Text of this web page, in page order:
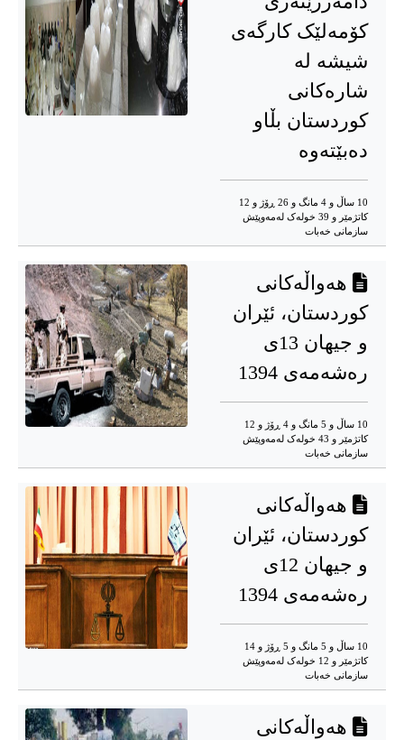
کۆمەلێک کارگەی
شیشە لە
شارەکانی
کوردستان بڵاو
دەبێتەوە
10 ساڵ و 4 مانگ و 26 ڕۆژ و 12
کاتژمێر و 39 خوله‌ک له‌مه‌وپێش‌
سازمانی خەبات
هەواڵەکانی
کوردستان، ئێران
و جیهان 13ی
رەشەمەی 1394
10 ساڵ و 5 مانگ و 4 ڕۆژ و 12
کاتژمێر و 43 خوله‌ک له‌مه‌وپێش‌
سازمانی خەبات
هەواڵەکانی
کوردستان، ئێران
و جیهان 12ی
رەشەمەی 1394
10 ساڵ و 5 مانگ و 5 ڕۆژ و 14
کاتژمێر و 12 خوله‌ک له‌مه‌وپێش‌
سازمانی خەبات
هەواڵەکانی